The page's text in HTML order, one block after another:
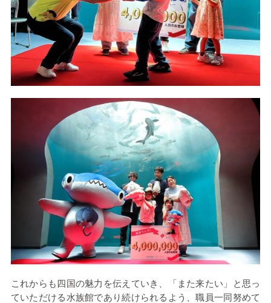
これからも四国の魅力を伝えていき、「また来たい」と思っ
ていただける水族館であり続けられるよう、職員一同努めて